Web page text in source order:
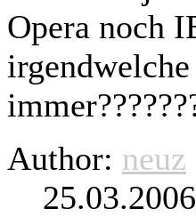
Opera noch
Author: neuz